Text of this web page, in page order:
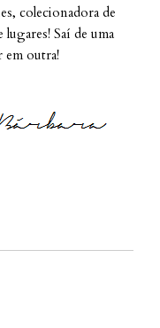
colecionadora de
lugares! Saí de uma
em outra!